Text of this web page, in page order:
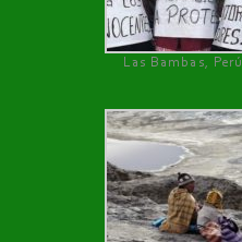
Las Bambas, Perú